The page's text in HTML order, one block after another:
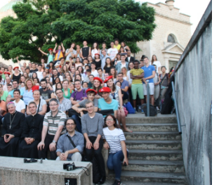
Jeunes
Pros
Pastorales
des
jeunes
locales
Groupe
Diaconia
Divers